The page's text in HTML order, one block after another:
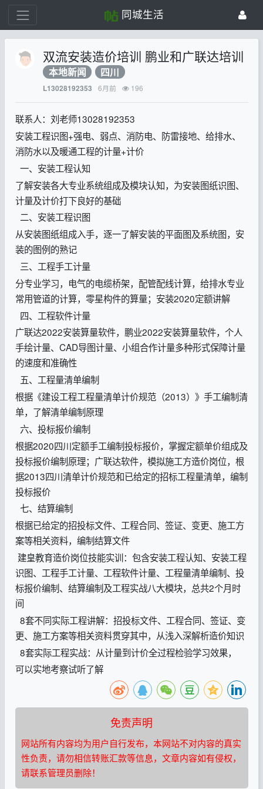
同城生活
双流安装造价培训 鹏业和广联达培训
本地新闻 四川
L13028192353 6月前 196
联系人：刘老师13028192353
安装工程识图+强电、弱点、消防电、防雷接地、给排水、
消防水以及暖通工程的计量+计价
一、安装工程认知
了解安装各大专业系统组成及模块认知，为安装图纸识图、
计量及计价打下良好的基础
二、安装工程识图
从安装图纸组成入手，逐一了解安装的平面图及系统图，安
装的图例的熟记
三、工程手工计量
分专业学习，电气的电缆桥架，配管配线计算，给排水专业
常用管道的计算，零星构件的算量；安装2020定额讲解
四、工程软件计量
广联达2022安装算量软件，鹏业2022安装算量软件，个人
手绘计量、CAD导图计量、小组合作计量多种形式保障计量
的速度和准确性
五、工程量清单编制
根据《建设工程工程量清单计价规范（2013）》手工编制清
单，了解清单编制原理
六、投标报价编制
根据2020四川定额手工编制投标报价，掌握定额单价组成及
投标报价编制原理；广联达软件，模拟施工方造价岗位，根
据2013四川清单计价规范和已给定的招标工程量清单，编制
投标报价
七、结算编制
根据已给定的招投标文件、工程合同、签证、变更、施工方
案等相关资料，编制结算文件
建皇教育造价岗位技能实训：包含安装工程认知、安装工程
识图、工程手工计量、工程软件计量、工程量清单编制、投
标报价编制、结算编制及工程实战八大模块，总共2个月时
间
8套不同实际工程讲解：招投标文件、工程合同、签证、变
更、施工方案等相关资料贯穿其中，从浅入深解析造价知识
8套实际工程实战：从计量到计价全过程检验学习效果，
可以实地考察试听了解
免责声明
网站所有内容均为用户自行发布，本网站不对内容的真实
性负责，请勿相信转账汇款等信息，文章内容如有侵权，
请联系管理员删除！